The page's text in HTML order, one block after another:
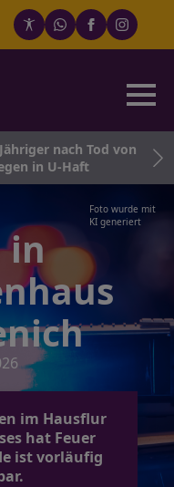
nach Tod von
in U-Haft
Foto wurde mit
KI generiert
in
im Hausflur
hat Feuer
ist vorläufig